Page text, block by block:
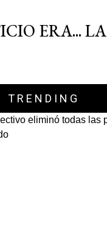
ERA... LA
TRENDING